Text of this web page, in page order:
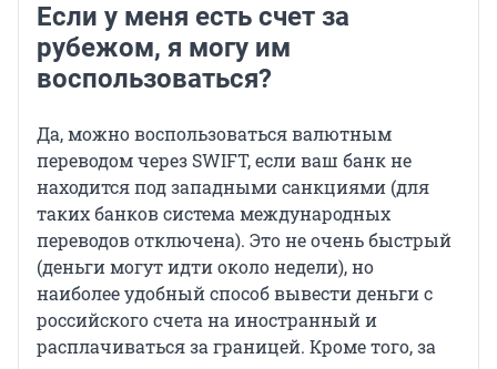
Если у меня есть счет за
рубежом, я могу им
воспользоваться?
Да, можно воспользоваться валютным
переводом через SWIFT, если ваш банк не
находится под западными санкциями (для
таких банков система международных
переводов отключена). Это не очень быстрый
(деньги могут идти около недели), но
наиболее удобный способ вывести деньги с
российского счета на иностранный и
расплачиваться за границей. Кроме того, за